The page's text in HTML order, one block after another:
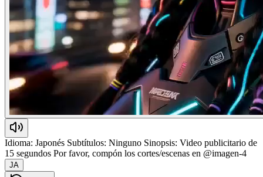
Idioma: Japonés Subtítulos: Ninguno Sinopsis: Video publicitario de
15 segundos Por favor, compón los cortes/escenas en @imagen-4
JA